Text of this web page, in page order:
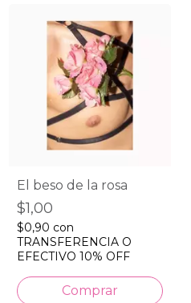
El beso de la rosa
$1,00
$0,90 con
TRANSFERENCIA O
EFECTIVO 10% OFF